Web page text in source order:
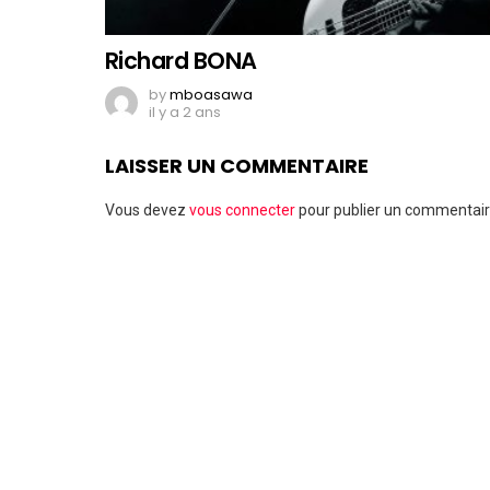
Richard BONA
bymboasawa
il y a 2 ans
LAISSER UN COMMENTAIRE
Vous devez vous connecterpour publier un